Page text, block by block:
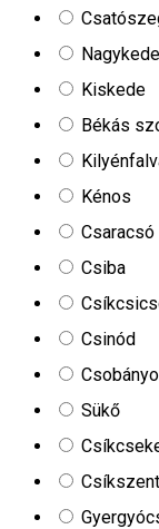
Nagykede
Kiskede
Békás
Kénos
Csaracsó
Csiba
Csinód
Sükő
kijáratánál
első vendégház
kemping házzal
szállást. A
fürdőszoba),
található
zöldövezettel.
fürdőszobával a
szobában öt
férőhelyes
Háziállatok nem
lacu roșu, Lacu
Kemping
Irimescu